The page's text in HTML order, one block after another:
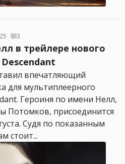
3
в трейлере нового
впечатляющий
для мультиплеерного
Героиня по имени Нелл,
Потомков, присоединится
Судя по показанным
стоит...